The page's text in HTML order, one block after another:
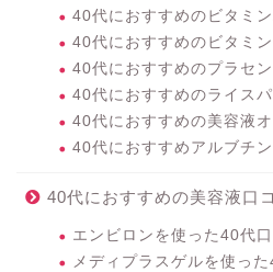
40代におすすめのビタミ
40代におすすめのビタミ
40代におすすめのプラセ
40代におすすめのライス
40代におすすめの美容液
40代におすすめアルブチ
40代におすすめの美容液口
エンビロンを使った40代口
メディプラスゲルを使った